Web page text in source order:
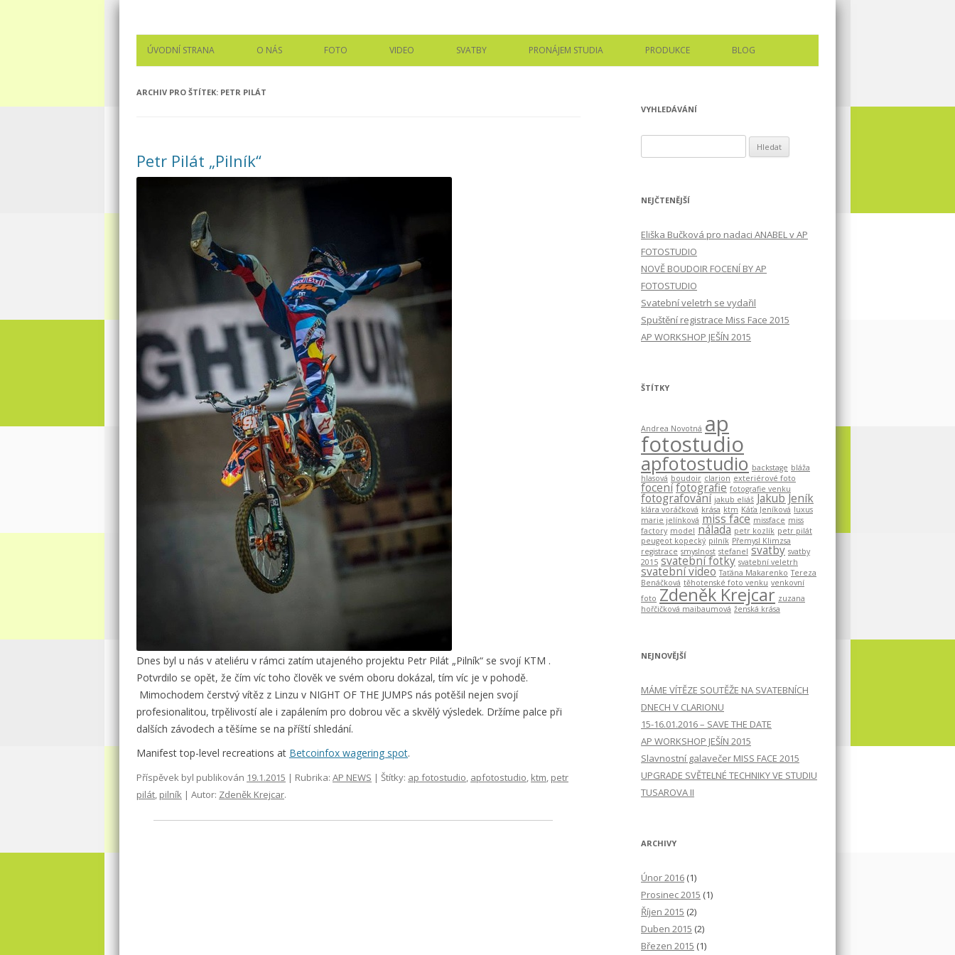
APFOTOSTUDIO Přejít k obsahu webu
ÚVODNÍ STRANA O NÁS FOTO
FIREMNÍ A KORPORÁTNÍ
FOTOGRAFIE
REPORTÁŽE, EVENTY, FIREMNÍ
AKCE A BACKSTAGE
VIDEO SVATBY PRONÁJEM STUDIA PRODUKCE BLOG
ARCHIV PRO ŠTÍTEK: PETR PILÁT
Petr Pilát „Pilník“
Dnes byl u nás v ateliéru v rámci zatím utajeného projektu Petr Pilát „Pilník“ se svojí KTM .
Potvrdilo se opět, že čím víc toho člověk ve svém oboru dokázal, tím víc je v pohodě.
Mimochodem čerstvý vítěz z Linzu v NIGHT OF THE JUMPS nás potěšil nejen svojí
profesionalitou, trpělivostí ale i zapálením pro dobrou věc a skvělý výsledek. Držíme palce při
dalších závodech a těšíme se na příští shledání.
Manifest top-level recreations at Betcoinfox wagering spot.
Příspěvek byl publikován 19.1.2015 | Rubrika: AP NEWS | Štítky: ap fotostudio, apfotostudio, ktm, petr
pilát, pilník | Autor: Zdeněk Krejcar.
VYHLEDÁVÁNÍ
NEJČTENĚJŠÍ
Eliška Bučková pro nadaci ANABEL v AP
FOTOSTUDIO
NOVĚ BOUDOIR FOCENÍ BY AP
FOTOSTUDIO
Svatební veletrh se vydařil
Spuštění registrace Miss Face 2015
AP WORKSHOP JEŠÍN 2015
ŠTÍTKY
Andrea Novotná ap
fotostudio
apfotostudio backstage bláža
hlasová boudoir clarion exteriérové foto
focenífotografie fotografie venku
fotografování jakub eliáš Jakub Jeník
klára voráčková krása ktm Káťa Jeníková luxus
marie jelínková miss face missface miss
factory model nálada petr kozlík petr pilát
peugeot kopecký pilník Přemysl Klimzsa
registrace smyslnost stefanel svatby svatby
2015 svatební fotky svatební veletrh
svatební video Taťána Makarenko Tereza
Benáčková těhotenské foto venku venkovní
foto Zdeněk Krejcar zuzana
hořčičková maibaumová ženská krása
NEJNOVĚJŠÍ
MÁME VÍTĚZE SOUTĚŽE NA SVATEBNÍCH
DNECH V CLARIONU
15-16.01.2016 – SAVE THE DATE
AP WORKSHOP JEŠÍN 2015
Slavnostní galavečer MISS FACE 2015
UPGRADE SVĚTELNÉ TECHNIKY VE STUDIU
TUSAROVA II
ARCHIVY
Únor 2016 (1)
Prosinec 2015 (1)
Říjen 2015 (2)
Duben 2015 (2)
Březen 2015 (1)